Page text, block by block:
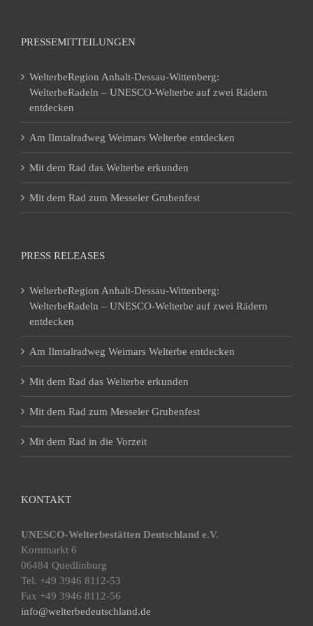
PRESSEMITTEILUNGEN
WelterbeRegion Anhalt-Dessau-Wittenberg:
WelterbeRadeln – UNESCO-Welterbe auf zwei Rädern
entdecken
Am Ilmtalradweg Weimars Welterbe entdecken
Mit dem Rad das Welterbe erkunden
Mit dem Rad zum Messeler Grubenfest
PRESS RELEASES
WelterbeRegion Anhalt-Dessau-Wittenberg:
WelterbeRadeln – UNESCO-Welterbe auf zwei Rädern
entdecken
Am Ilmtalradweg Weimars Welterbe entdecken
Mit dem Rad das Welterbe erkunden
Mit dem Rad zum Messeler Grubenfest
Mit dem Rad in die Vorzeit
KONTAKT
UNESCO-Welterbestätten Deutschland e.V.
Kornmarkt 6
06484 Quedlinburg
Tel. +49 3946 8112-53
Fax +49 3946 8112-56
info@welterbedeutschland.de